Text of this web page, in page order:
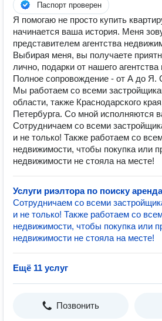
Паспорт проверен
Я помогаю не просто купить
начинается ваша история. Меня
представителем агентства
Выбирая меня, вы получаете
лично, подарки от нашего
Полное сопровождение - от А до Я.
Мы работаем со всеми
области, также Краснодарского
Петербурга. Со мной исполняются
Сотрудничаем со всеми
и не только! Также работаем со
недвижимости, чтобы покупка или
недвижимости не стояла на месте!
Услуги риэлтора по поиску
Сотрудничаем со всеми
и не только! Также работаем со
недвижимости, чтобы покупка или
недвижимости не стояла на месте!
Ещё 11 услуг
Позвонить